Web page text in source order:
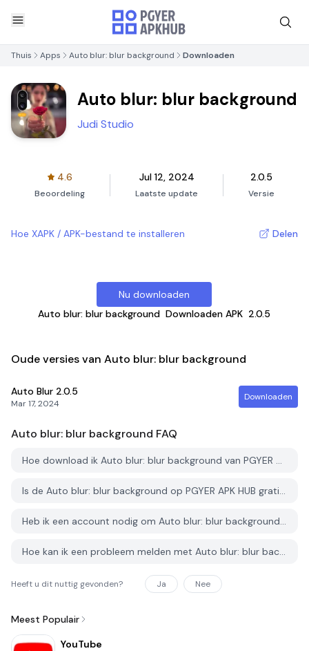
Thuis Apps Auto blur: blur background Downloaden
Auto blur: blur background
Judi Studio
4.6
Beoordeling
Jul 12, 2024
Laatste update
2.0.5
Versie
Hoe XAPK / APK-bestand te installeren Delen
Nu downloaden
Auto blur: blur background Downloaden APK 2.0.5
Oude versies van Auto blur: blur background
Auto Blur 2.0.5
Mar 17, 2024
Downloaden
Auto blur: blur background FAQ
Hoe download ik Auto blur: blur background van PGYER APK HUB?
Is de Auto blur: blur background op PGYER APK HUB gratis te downloaden?
Heb ik een account nodig om Auto blur: blur background van PGYER APK HUB te downloaden?
Hoe kan ik een probleem melden met Auto blur: blur background op PGYER APK HUB?
Heeft u dit nuttig gevonden? Ja Nee
Meest Populair
YouTube